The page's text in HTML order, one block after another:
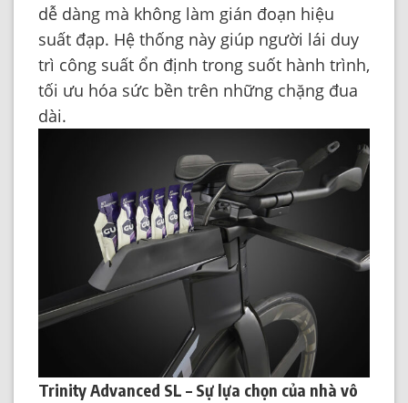
dễ dàng mà không làm gián đoạn hiệu
suất đạp. Hệ thống này giúp người lái duy
trì công suất ổn định trong suốt hành trình,
tối ưu hóa sức bền trên những chặng đua
dài.
Trinity Advanced SL – Sự lựa chọn của nhà vô